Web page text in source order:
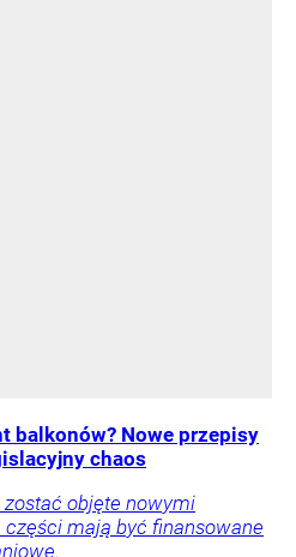
balkonów? Nowe przepisy
chaos
objęte nowymi
mają być finansowane